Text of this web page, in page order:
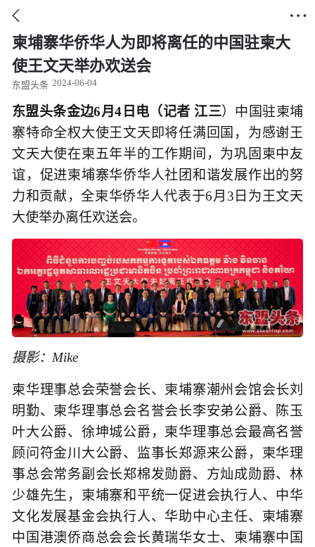
 
柬埔寨华侨华人为即将离任的中国驻柬大
使王文天举办欢送会
东盟头条 2024-06-04
东盟头条金边6月4日电（记者 江三）中国驻柬埔
寨特命全权大使王文天即将任满回国，为感谢王
文天大使在柬五年半的工作期间，为巩固柬中友
谊，促进柬埔寨华侨华人社团和谐发展作出的努
力和贡献，全柬华侨华人代表于6月3日为王文天
大使举办离任欢送会。
摄影：Mike
柬华理事总会荣誉会长、柬埔寨潮州会馆会长刘
明勤、柬华理事总会名誉会长李安弟公爵、陈玉
叶大公爵、徐坤城公爵，柬华理事总会最高名誉
顾问符金川大公爵、监事长郑源来公爵，柬华理
事总会常务副会长郑棉发勋爵、方灿成勋爵、林
少雄先生，柬埔寨和平统一促进会执行人、中华
文化发展基金会执行人、华助中心主任、柬埔寨
中国港澳侨商总会会长黄瑞华女士、柬埔寨中国